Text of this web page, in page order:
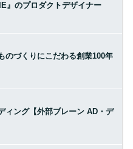
』のプロダクトデザイナー
のづくりにこだわる創業100年
ィング【外部ブレーン AD・デ